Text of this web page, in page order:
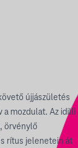
újjászületés
a mozdulat. Az idilli
örvénylő
rítus jelenetein át